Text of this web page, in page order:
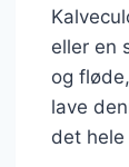
eller en
og
lave
det